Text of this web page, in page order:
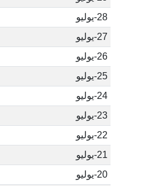
28-يوليو
27-يوليو
26-يوليو
25-يوليو
24-يوليو
23-يوليو
22-يوليو
21-يوليو
20-يوليو